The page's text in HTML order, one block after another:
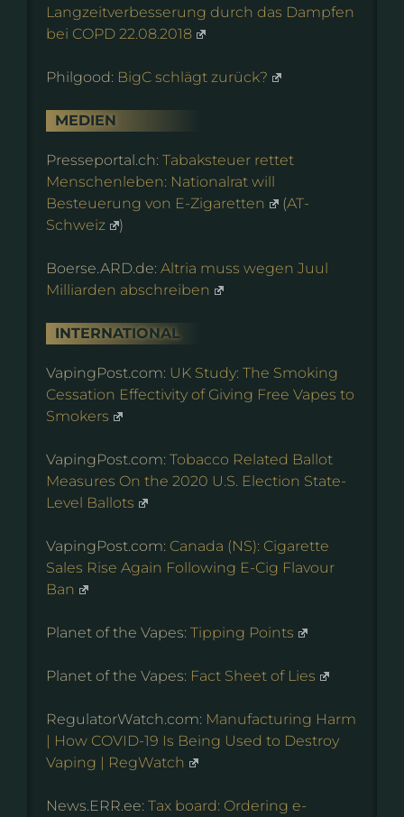
Langzeitverbesserung durch das Dampfen
bei COPD 22.08.2018
Philgood: BigC schlägt zurück?
MEDIEN
Presseportal.ch: Tabaksteuer rettet
Menschenleben: Nationalrat will
Besteuerung von E-Zigaretten
(AT-
Schweiz
)
Boerse.ARD.de: Altria muss wegen Juul
Milliarden abschreiben
INTERNATIONAL
VapingPost.com: UK Study: The Smoking
Cessation Effectivity of Giving Free Vapes to
Smokers
VapingPost.com: Tobacco Related Ballot
Measures On the 2020 U.S. Election State-
Level Ballots
VapingPost.com: Canada (NS): Cigarette
Sales Rise Again Following E-Cig Flavour
Ban
Planet of the Vapes: Tipping Points
Planet of the Vapes: Fact Sheet of Lies
RegulatorWatch.com: Manufacturing Harm
| How COVID-19 Is Being Used to Destroy
Vaping | RegWatch
News.ERR.ee: Tax board: Ordering e-